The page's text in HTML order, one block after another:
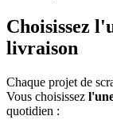
Choisissez
livraison
Chaque projet de
Vous choisissez
quotidien :